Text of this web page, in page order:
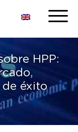
HPP:
éxito